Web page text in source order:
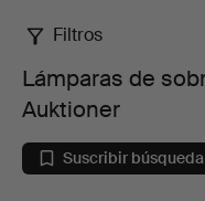
Lámparas
de
sobremesa
Filtros
Lámparas de
Auktioner
Suscribir búsqueda